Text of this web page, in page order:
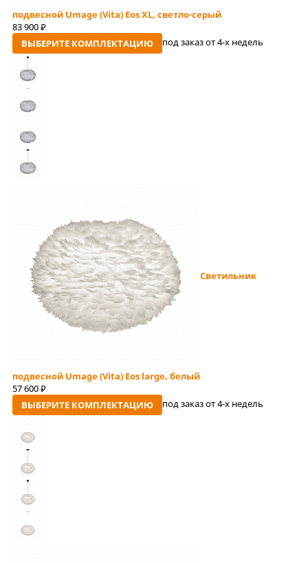
подвесной Umage (Vita) Eos XL, светло-серый
83 900 руб
ВЫБЕРИТЕ КОМПЛЕКТАЦИЮ под заказ от 4-x недель
Светильник
подвесной Umage (Vita) Eos large, белый
57 600 руб
ВЫБЕРИТЕ КОМПЛЕКТАЦИЮ под заказ от 4-x недель